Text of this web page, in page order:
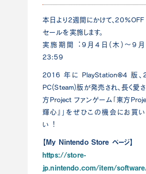
本⽇より2週間にかけて、20%OFF
セールを実施します。
実施期間︓9⽉4⽇(⽊)〜9
23:59
2016 年に PlayStation®4 版、
PC(Steam)版が発売され、⻑く愛
⽅Project ファンゲーム「東⽅
輝⼼』」をぜひこの機会にお買
い︕
【My Nintendo Store ページ】
https://store-
jp.nintendo.com/item/